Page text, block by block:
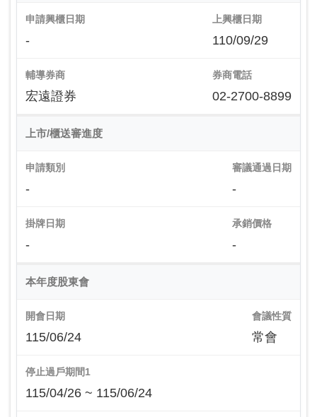
申請興櫃日期
-
上興櫃日期
110/09/29
輔導券商
宏遠證券
券商電話
02-2700-8899
上市/櫃送審進度
申請類別
-
審議通過日期
-
掛牌日期
-
承銷價格
-
本年度股東會
開會日期
115/06/24
會議性質
常會
停止過戶期間1
115/04/26 ~ 115/06/24